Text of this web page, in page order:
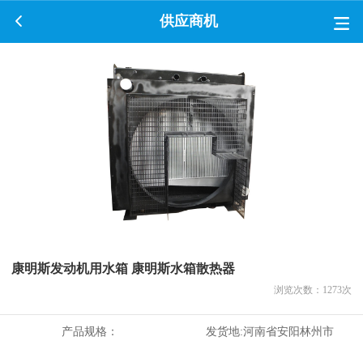
供应商机
康明斯发动机用水箱 康明斯水箱散热器
浏览次数： 1273次
产品规格： 发货地:河南省安阳林州市